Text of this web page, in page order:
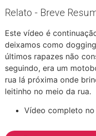
Relato - Breve
Este vídeo é
deixamos como
últimos rapazes não
seguindo, era um
rua lá próxima onde
leitinho no meio da rua.
Vídeo completo no